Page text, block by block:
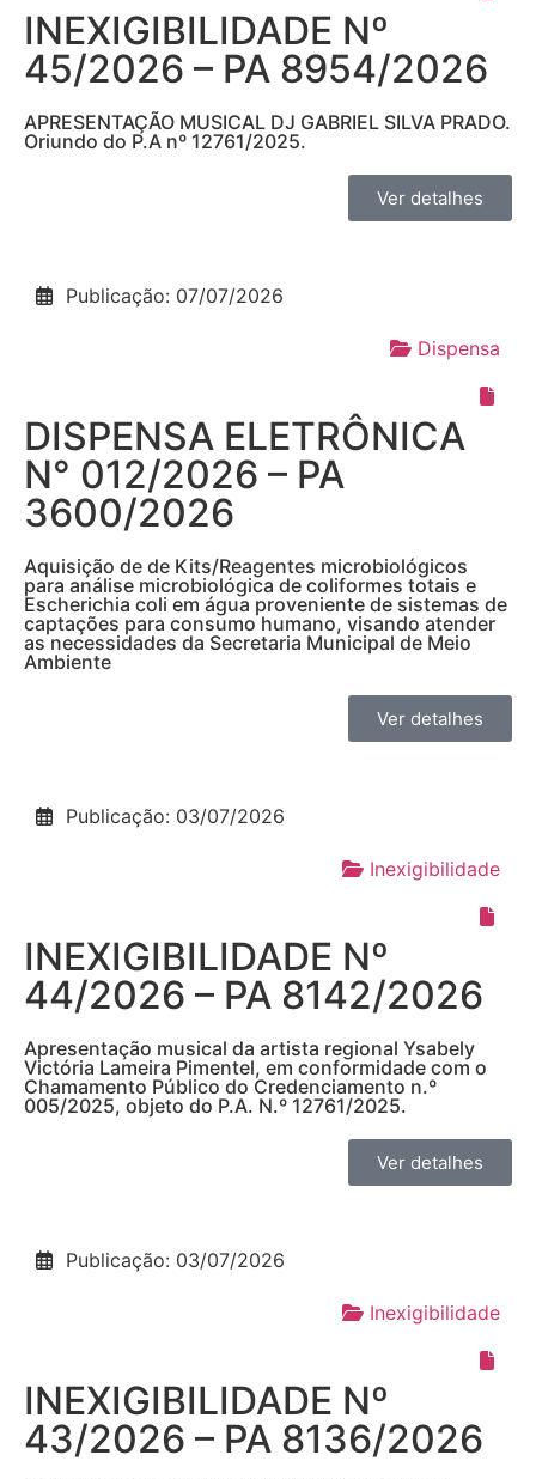
INEXIGIBILIDADE Nº
45/2026 – PA 8954/2026
APRESENTAÇÃO MUSICAL DJ GABRIEL SILVA PRADO.
Oriundo do P.A nº 12761/2025.
Ver detalhes
Publicação: 07/07/2026
Dispensa
DISPENSA ELETRÔNICA
N° 012/2026 – PA
3600/2026
Aquisição de de Kits/Reagentes microbiológicos
para análise microbiológica de coliformes totais e
Escherichia coli em água proveniente de sistemas de
captações para consumo humano, visando atender
as necessidades da Secretaria Municipal de Meio
Ambiente
Ver detalhes
Publicação: 03/07/2026
Inexigibilidade
INEXIGIBILIDADE Nº
44/2026 – PA 8142/2026
Apresentação musical da artista regional Ysabely
Victória Lameira Pimentel, em conformidade com o
Chamamento Público do Credenciamento n.º
005/2025, objeto do P.A. N.º 12761/2025.
Ver detalhes
Publicação: 03/07/2026
Inexigibilidade
INEXIGIBILIDADE Nº
43/2026 – PA 8136/2026